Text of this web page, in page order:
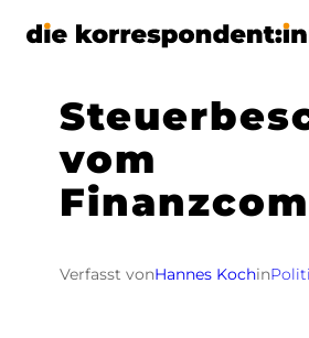
Zum
vom
Verfasst vonHannes Kochin